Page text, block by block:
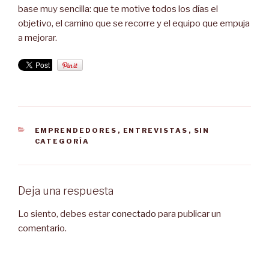
base muy sencilla: que te motive todos los días el
objetivo, el camino que se recorre y el equipo que empuja
a mejorar.
CATEGORÍAS
EMPRENDEDORES , ENTREVISTAS , SIN
CATEGORÍA
Deja una respuesta
Lo siento, debes estarconectado para publicar un
comentario.